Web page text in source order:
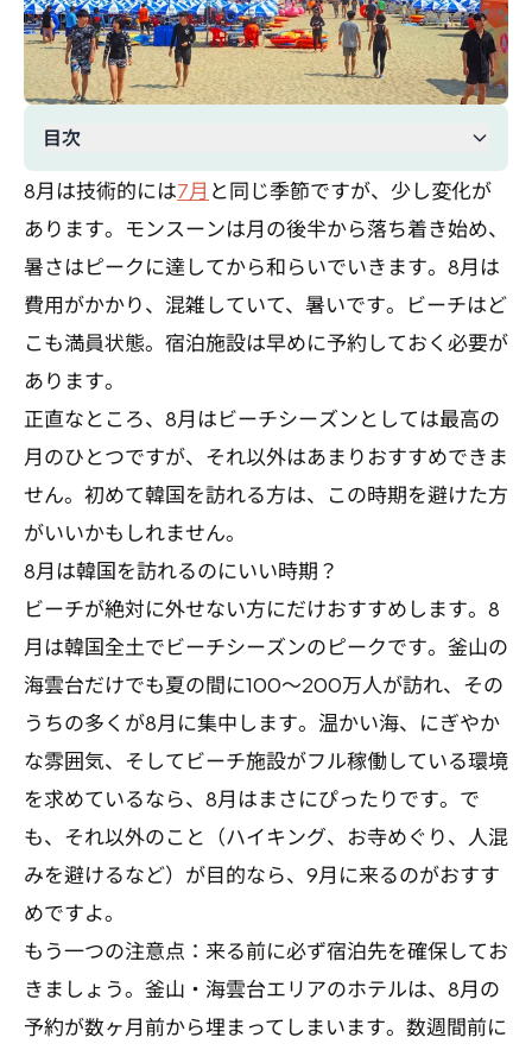
目次
8月は技術的には7月 と同じ季節ですが、少し変化が
あります。モンスーンは月の後半から落ち着き始め、
暑さはピークに達してから和らいでいきます。8月は
費用がかかり、混雑していて、暑いです。ビーチはど
こも満員状態。宿泊施設は早めに予約しておく必要が
あります。
正直なところ、8月はビーチシーズンとしては最高の
月のひとつですが、それ以外はあまりおすすめできま
せん。初めて韓国を訪れる方は、この時期を避けた方
がいいかもしれません。
8月は韓国を訪れるのにいい時期？
ビーチが絶対に外せない方にだけおすすめします。8
月は韓国全土でビーチシーズンのピークです。釜山の
海雲台だけでも夏の間に100〜200万人が訪れ、その
うちの多くが8月に集中します。温かい海、にぎやか
な雰囲気、そしてビーチ施設がフル稼働している環境
を求めているなら、8月はまさにぴったりです。で
も、それ以外のこと（ハイキング、お寺めぐり、人混
みを避けるなど）が目的なら、9月に来るのがおすす
めですよ。
もう一つの注意点：来る前に必ず宿泊先を確保してお
きましょう。釜山・海雲台エリアのホテルは、8月の
予約が数ヶ月前から埋まってしまいます。数週間前に